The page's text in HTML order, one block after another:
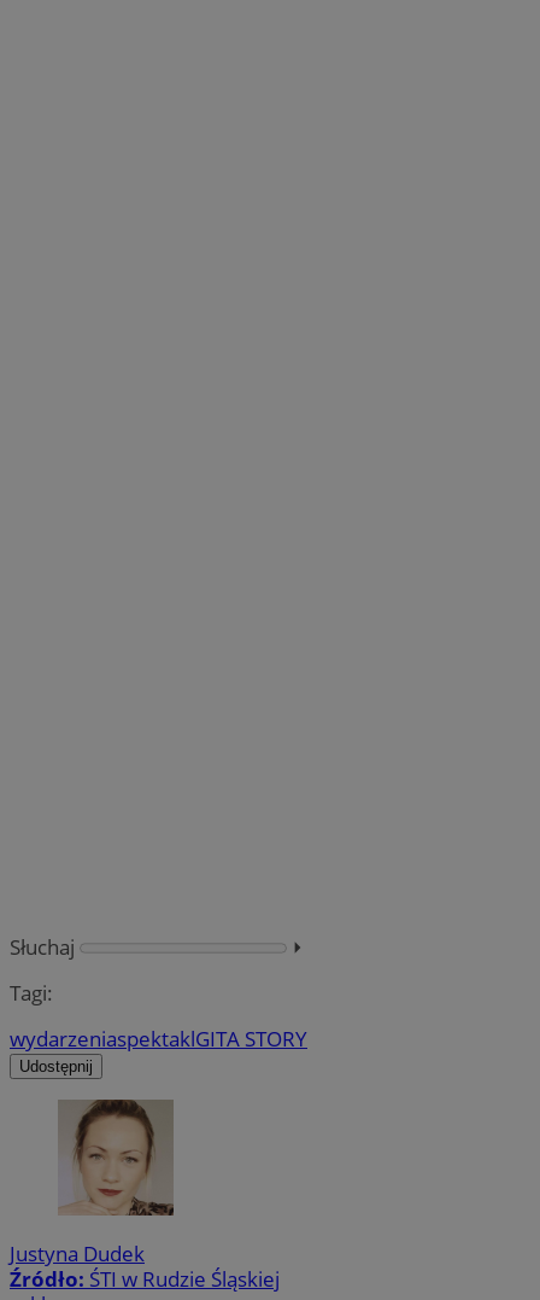
Słuchaj
⏵︎
Tagi:
wydarzeniaspektaklGITA STORY
Udostępnij
Justyna Dudek
Źródło: ŚTI w Rudzie Śląskiej